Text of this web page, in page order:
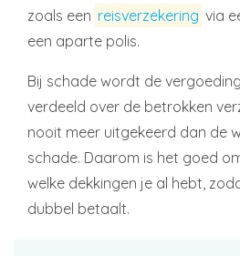
zoals een reisverzekering via
een aparte polis.
Bij schade wordt de
verdeeld over de betrokken
nooit meer uitgekeerd dan de
schade. Daarom is het goed
welke dekkingen je al hebt,
dubbel betaalt.